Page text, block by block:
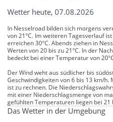
Wetter heute, 07.08.2026
In Nesselroad bilden sich morgens
von 21°C. Im weiteren Tagesverlauf
erreichen 30°C. Abends ziehen in
Werten von 20 bis zu 21°C. In der
bedeckt bei einer Temperatur von
Der Wind weht aus südlicher bis
Geschwindigkeiten von 6 bis 13 km/h.
ist zu rechnen. Die
mit einer Niederschlagsmenge von
gefühlten Temperaturen liegen bei 21
Das Wetter in der Umgebung